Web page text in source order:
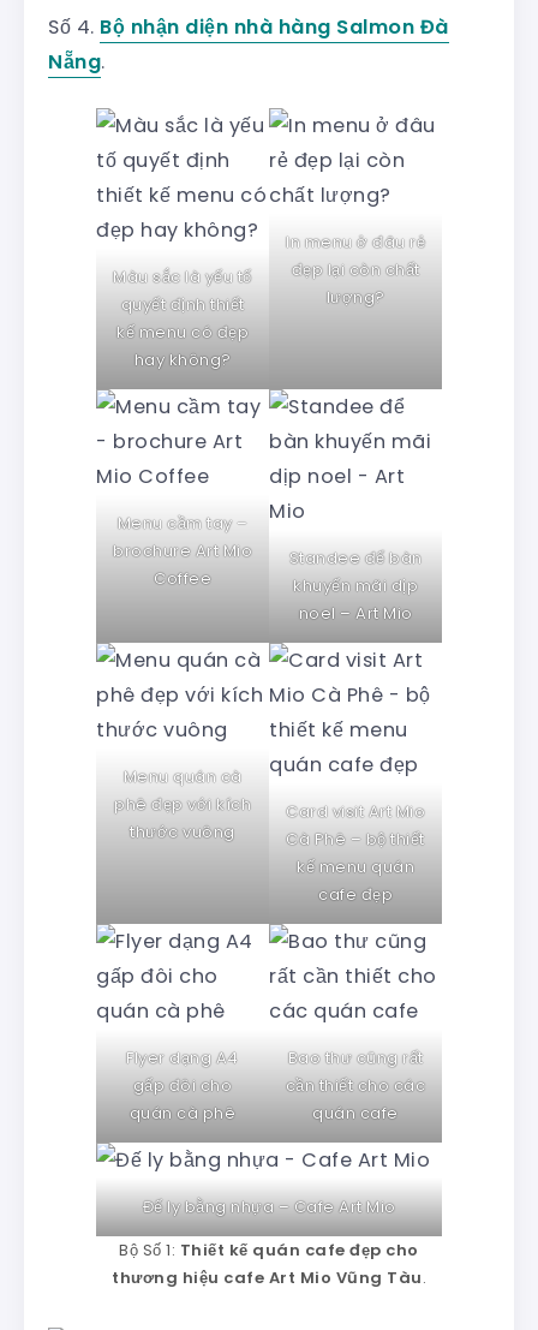
Số 4. Bộ nhận diện nhà hàng Salmon Đà
Nẵng.
Màu sắc là yếu tố
quyết định thiết
kế menu có đẹp
hay không?
In menu ở đâu rẻ
đẹp lại còn chất
lượng?
Menu cầm tay –
brochure Art Mio
Coffee
Standee để bàn
khuyến mãi dịp
noel – Art Mio
Menu quán cà
phê đẹp với kích
thước vuông
Card visit Art Mio
Cà Phê – bộ thiết
kế menu quán
cafe đẹp
Flyer dạng A4
gấp đôi cho
quán cà phê
Bao thư cũng rất
cần thiết cho các
quán cafe
Đế ly bằng nhựa – Cafe Art Mio
Bộ Số 1: Thiết kế quán cafe đẹp cho
thương hiệu cafe Art Mio Vũng Tàu.